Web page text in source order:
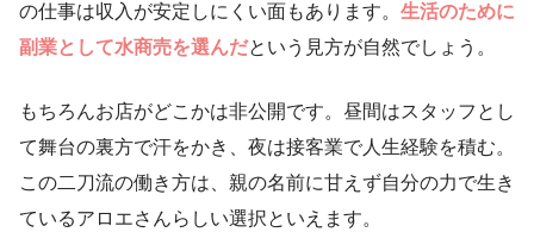
の仕事は収入が安定しにくい面もあります。 生活のために
副業として水商売を選んだという見方が自然でしょう。
もちろんお店がどこかは非公開です。昼間はスタッフとし
て舞台の裏方で汗をかき、夜は接客業で人生経験を積む。
この二刀流の働き方は、親の名前に甘えず自分の力で生き
ているアロエさんらしい選択といえます。